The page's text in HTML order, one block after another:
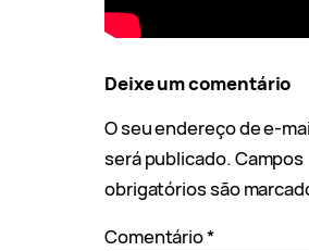
Deixe um comentário
O seu endereço de e-
será publicado. Campos
obrigatórios são
Comentário*